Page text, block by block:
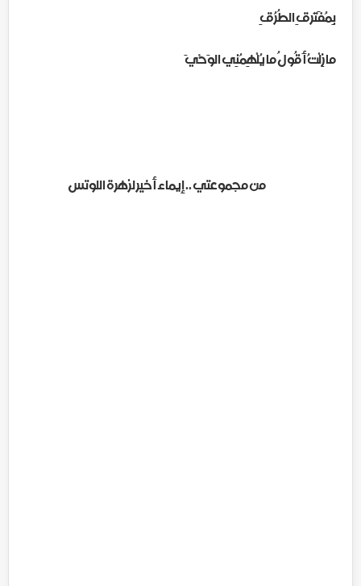
بِمُفَتَرقِ الطُرُقِ
مازِلْتُ أَقُولُ ما يُلْهِمُنِي الوَحْيَ
من مجموعتي .. إيماء أخير لزهرة اللوتس